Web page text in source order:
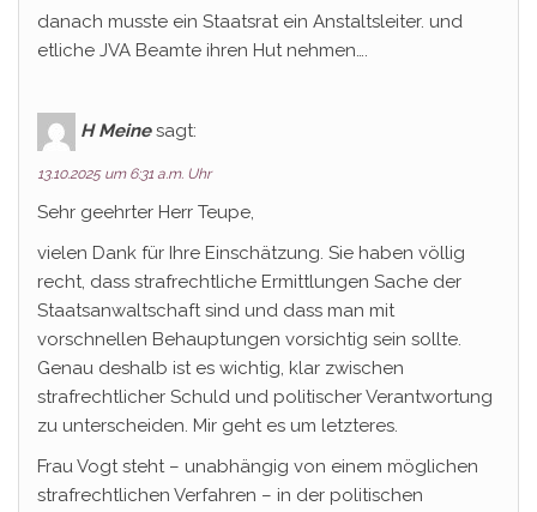
danach musste ein Staatsrat ein Anstaltsleiter. und
etliche JVA Beamte ihren Hut nehmen….
H Meine sagt:
13.10.2025 um 6:31 a.m. Uhr
Sehr geehrter Herr Teupe,
vielen Dank für Ihre Einschätzung. Sie haben völlig
recht, dass strafrechtliche Ermittlungen Sache der
Staatsanwaltschaft sind und dass man mit
vorschnellen Behauptungen vorsichtig sein sollte.
Genau deshalb ist es wichtig, klar zwischen
strafrechtlicher Schuld und politischer Verantwortung
zu unterscheiden. Mir geht es um letzteres.
Frau Vogt steht – unabhängig von einem möglichen
strafrechtlichen Verfahren – in der politischen